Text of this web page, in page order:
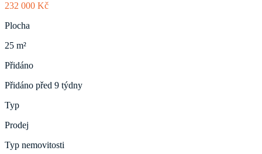
232 000 Kč
Plocha
25 m²
Přidáno
Přidáno před 9 týdny
Typ
Prodej
Typ nemovitosti